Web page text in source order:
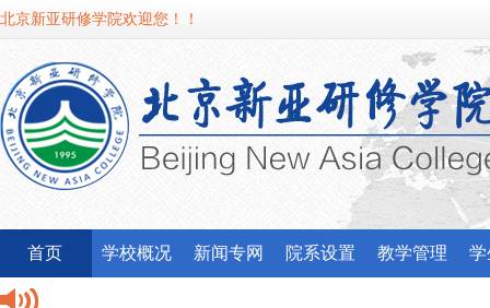
北京新亚研修学院欢迎您！！
首页 学校概况 新闻专网 院系设置 教学管理